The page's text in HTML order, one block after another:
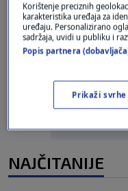
NAJČITANIJE
Korištenje preciznih
karakteristika uređaja za
uređaju. Personalizirano
sadržaja, uvidi u publiku i
Popis partnera
Prikaži svrhe